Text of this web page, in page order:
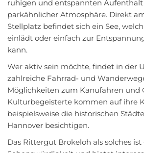
ruhigen und entspannten
parkähnlicher Atmosphäre. Direkt
Stellplatz befindet sich ein See,
einlädt oder einfach zur
kann.
Wer aktiv sein möchte, findet in der
zahlreiche Fahrrad- und
Möglichkeiten zum Kanufahren und
Kulturbegeisterte kommen auf ihre
beispielsweise die historischen
Hannover besichtigen.
Das Rittergut Brokeloh als solches